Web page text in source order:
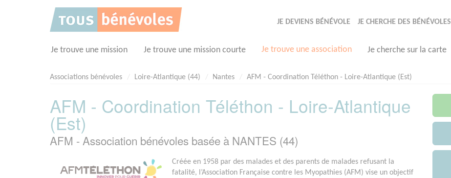
JE DEVIENS BÉNÉVOLE JE CHERCHE DES BÉNÉVOLES
Je trouve une mission Je trouve une mission courte Je trouve une association Je cherche sur la carte
Associations bénévoles Loire-Atlantique (44) Nantes AFM - Coordination Téléthon - Loire-Atlantique (Est)
AFM - Coordination Téléthon - Loire-Atlantique
(Est)
AFM - Association bénévoles basée à NANTES (44)
Créée en 1958 par des malades et des parents de malades refusant la
fatalité, l’Association Française contre les Myopathies (AFM) vise un objectif